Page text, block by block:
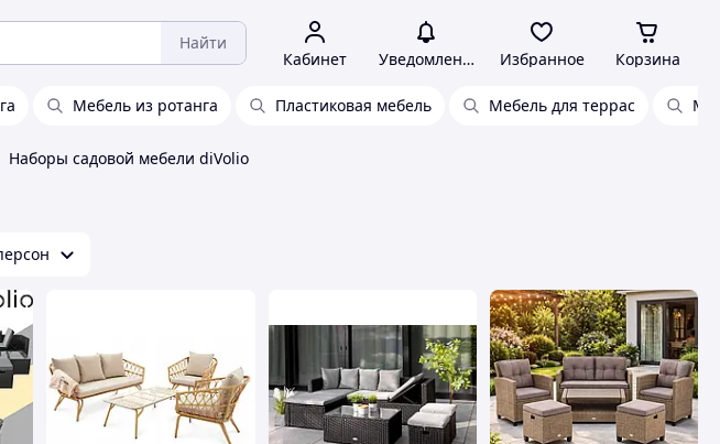
Найти
Кабинет Уведомления Избранное Корзина
Мебель из ротанга Пластиковая мебель Мебель для террас
Наборы садовой мебели diVolio